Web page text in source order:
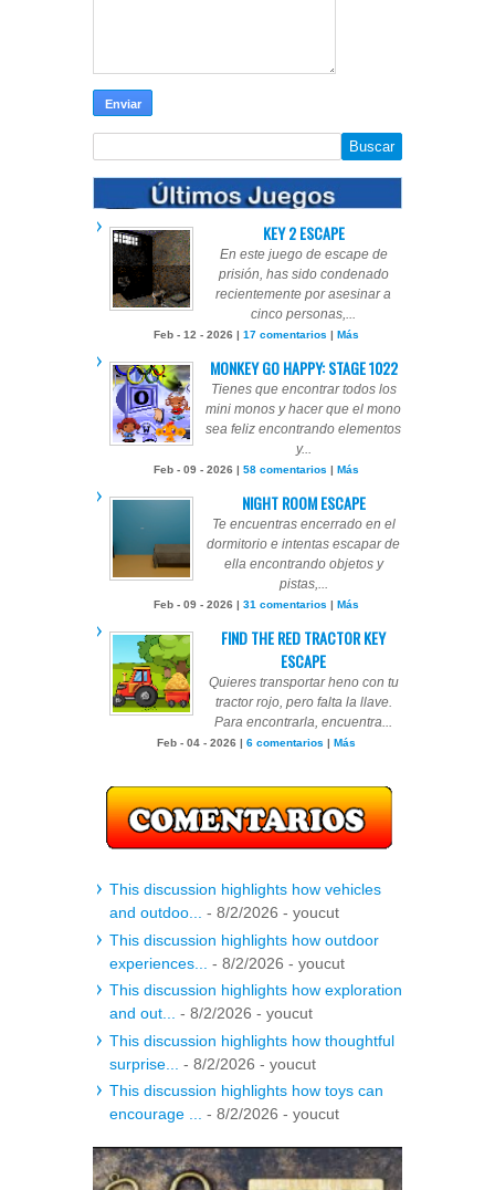
KEY 2 ESCAPE
En este juego de escape de
prisión, has sido condenado
recientemente por asesinar a
cinco personas,...
Feb - 12 - 2026 | 17 comentarios | Más
MONKEY GO HAPPY: STAGE 1022
Tienes que encontrar todos los
mini monos y hacer que el mono
sea feliz encontrando elementos
y...
Feb - 09 - 2026 | 58 comentarios | Más
NIGHT ROOM ESCAPE
Te encuentras encerrado en el
dormitorio e intentas escapar de
ella encontrando objetos y
pistas,...
Feb - 09 - 2026 | 31 comentarios | Más
FIND THE RED TRACTOR KEY
ESCAPE
Quieres transportar heno con tu
tractor rojo, pero falta la llave.
Para encontrarla, encuentra...
Feb - 04 - 2026 | 6 comentarios | Más
This discussion highlights how vehicles
and outdoo... - 8/2/2026 - youcut
This discussion highlights how outdoor
experiences...
- 8/2/2026 - youcut
This discussion highlights how exploration
and out... - 8/2/2026 - youcut
This discussion highlights how thoughtful
surprise...
- 8/2/2026 - youcut
This discussion highlights how toys can
encourage ... - 8/2/2026 - youcut